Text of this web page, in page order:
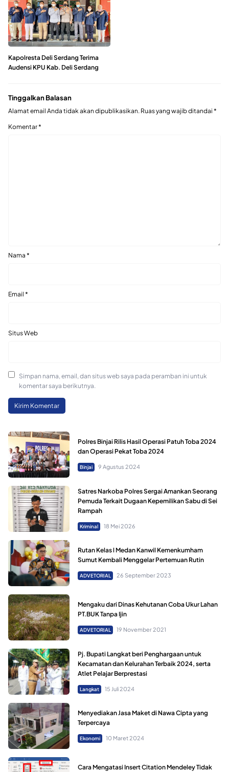
Kapolresta Deli Serdang Terima
Audensi KPU Kab. Deli Serdang
Tinggalkan Balasan
Alamat email Anda tidak akan dipublikasikan. Ruas yang wajib ditandai *
Komentar*
Nama *
Email *
Situs Web
Simpan nama, email, dan situs web saya pada peramban ini untuk
komentar saya berikutnya.
Polres Binjai Rilis Hasil Operasi Patuh Toba 2024
dan Operasi Pekat Toba 2024
Binjai 9 Agustus 2024
Satres Narkoba Polres Sergai Amankan Seorang
Pemuda Terkait Dugaan Kepemilikan Sabu di Sei
Rampah
Kriminal 18 Mei 2026
Rutan Kelas l Medan Kanwil Kemenkumham
Sumut Kembali Menggelar Pertemuan Rutin
ADVETORIAL 26 September 2023
Mengaku dari Dinas Kehutanan Coba Ukur Lahan
PT.BUK Tanpa Ijin
ADVETORIAL 19 November 2021
Pj. Bupati Langkat beri Penghargaan untuk
Kecamatan dan Kelurahan Terbaik 2024, serta
Atlet Pelajar Berprestasi
Langkat 15 Juli 2024
Menyediakan Jasa Maket di Nawa Cipta yang
Terpercaya
Ekonomi 10 Maret 2024
Cara Mengatasi Insert Citation Mendeley Tidak